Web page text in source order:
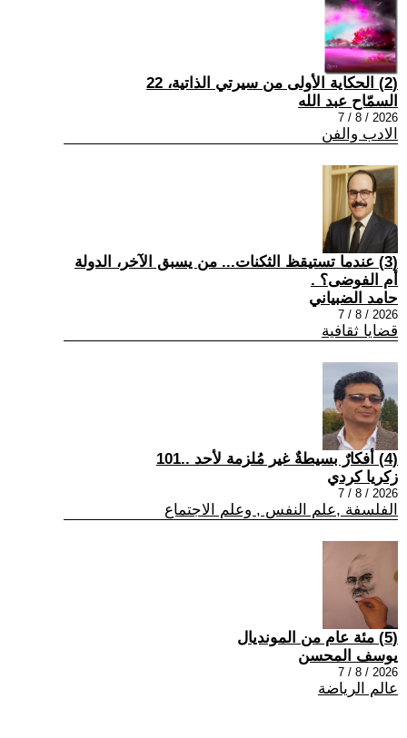
(2) الحكاية الأولى من سيرتي الذاتية، 22
السمّاح عبد الله
2026 / 8 / 7
الادب والفن
(3) عندما تستيقظ الثكنات... من يسبق الآخر، الدولة
أم الفوضى؟ .
حامد الضبياني
2026 / 8 / 7
قضايا ثقافية
(4) أفكارٌ بسيطةٌ غير مُلزمة لأحد ..101
زكريا كردي
2026 / 8 / 7
الفلسفة ,علم النفس , وعلم الاجتماع
(5) مئة عام من المونديال
يوسف المحسن
2026 / 8 / 7
عالم الرياضة